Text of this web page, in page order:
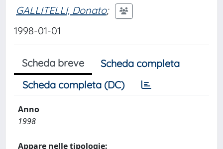
GALLITELLI, Donato;
1998-01-01
Scheda breve
Scheda completa
Scheda completa (DC)
Anno
1998
Appare nelle tipologie: